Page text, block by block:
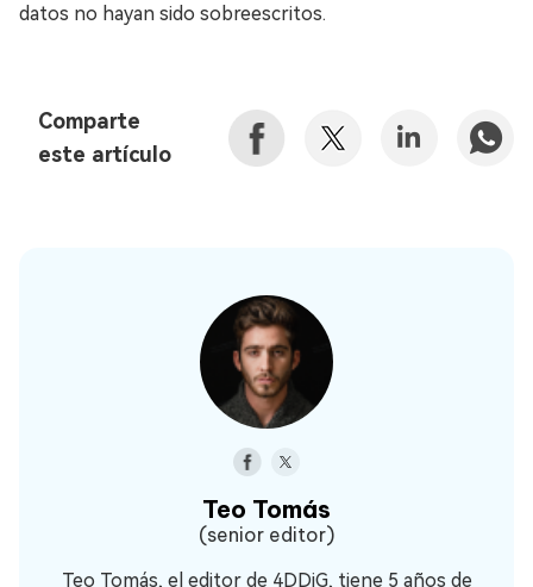
datos no hayan sido sobreescritos.
Comparte
este artículo
Teo Tomás
(senior editor)
Teo Tomás, el editor de 4DDiG, tiene 5 años de